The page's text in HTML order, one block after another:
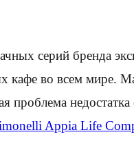
серий бренда
во всем мире.
недостатка
Appia Life